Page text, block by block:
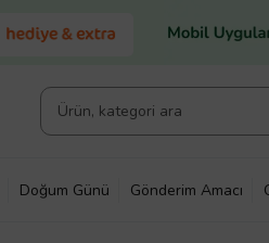
Doğum Günü Gönderim Amacı